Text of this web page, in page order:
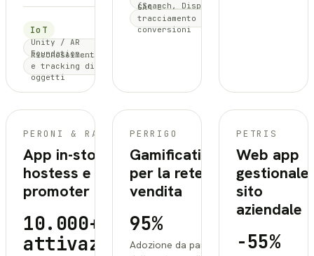
IoT
Unity / AR
Foundation
Riconoscimento
e tracking di
oggetti
(Search, Display)
GA4 e
tracciamento
conversioni
PERONI
RAFFO
PERONI & RAFFO
App in-store per
hostess e
promoter
10.000+ per
attivazione
PERRIGO
PERRIGO
Gamification
per la rete
vendita
95%
Adozione da parte
PETRIS
Web app
gestionale
sito
aziendale
-55%